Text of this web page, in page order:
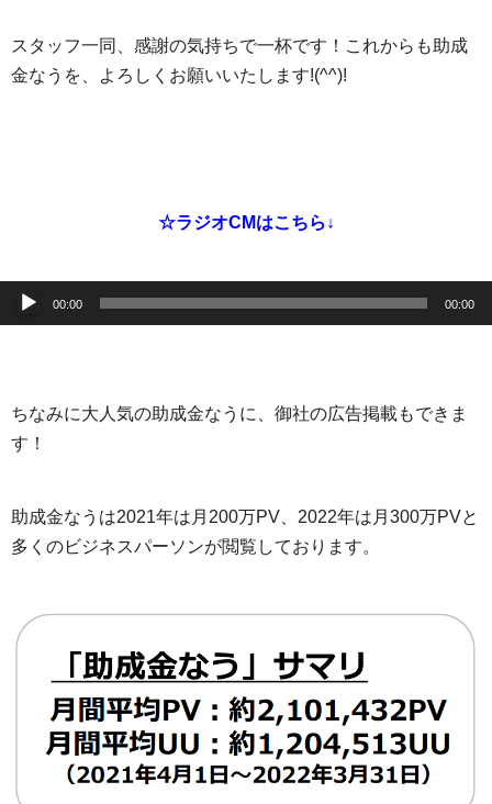
スタッフ一同、感謝の気持ちで一杯です！これからも助成
金なうを、よろしくお願いいたします!(^^)!
☆ラジオCMはこちら↓
声
ー
ヤ
00:00 00:00
ちなみに大人気の助成金なうに、御社の広告掲載もできま
す！
助成金なうは2021年は月200万PV、2022年は月300万PVと
多くのビジネスパーソンが閲覧しております。